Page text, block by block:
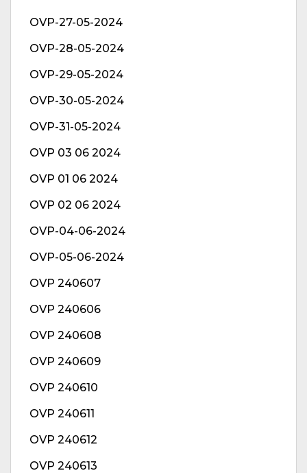
OVP-27-05-2024
OVP-28-05-2024
OVP-29-05-2024
OVP-30-05-2024
OVP-31-05-2024
OVP 03 06 2024
OVP 01 06 2024
OVP 02 06 2024
OVP-04-06-2024
OVP-05-06-2024
OVP 240607
OVP 240606
OVP 240608
OVP 240609
OVP 240610
OVP 240611
OVP 240612
OVP 240613